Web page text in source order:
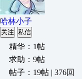
哈林小子
关注 私信
精华：1帖
求助：9帖
帖子：19帖 | 376回